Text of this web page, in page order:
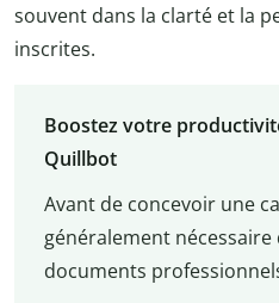
souvent dans la clarté et la
inscrites.
Boostez votre
Quillbot
Avant de concevoir une
généralement nécessaire
documents